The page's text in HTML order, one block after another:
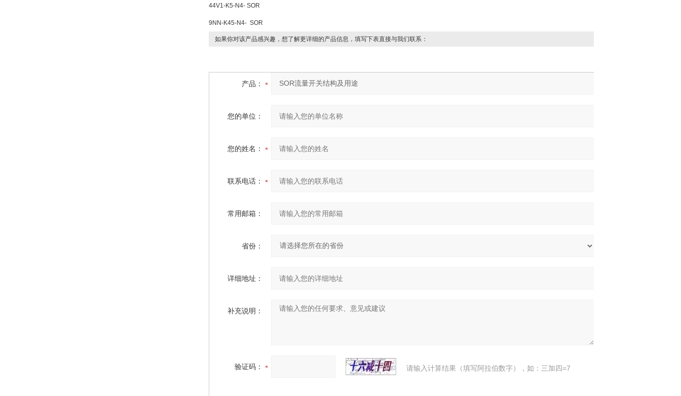
44V1-K5-N4- SOR
9NN-K45-N4- SOR
如果你对该产品感兴趣，想了解更详细的产品信息，填写下表直接与我们联系：
产品：
您的单位：
您的姓名：
联系电话：
常用邮箱：
省份：
详细地址：
补充说明：
验证码： 请输入计算结果（填写阿拉伯数字），如：三加四=7